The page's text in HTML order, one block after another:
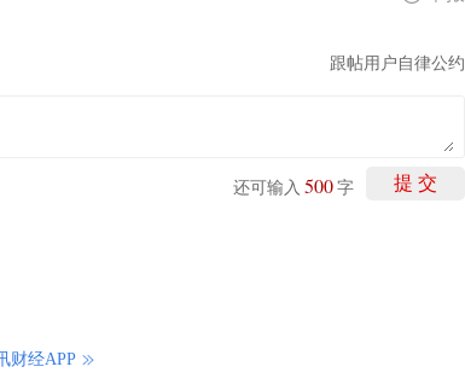
跟帖用户自律公约
提 交
还可输入 500 字
财经APP